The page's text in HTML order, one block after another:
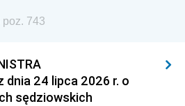
poz. 743
dnia 24 lipca 2026 r. o
sędziowskich